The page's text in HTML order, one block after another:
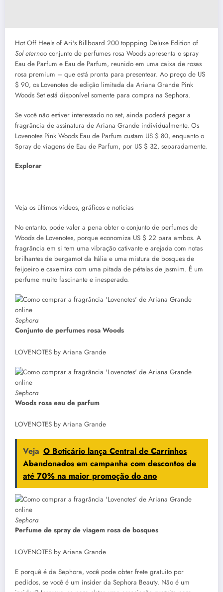
Hot Off Heels of Ari's Billboard 200 toppping Deluxe Edition of
Sol eternoo conjunto de perfumes rosa Woods apresenta o spray
Eau de Parfum e Eau de Parfum, reunido em uma caixa de rosas
rosa premium – que está pronta para presentear. Ao preço de US
$ 90, os Lovenotes de edição limitada da Ariana Grande Pink
Woods Set está disponível somente para compra na Sephora.
Se você não estiver interessado no set, ainda poderá pegar a
fragrância de assinatura de Ariana Grande individualmente. Os
Lovenotes Pink Woods Eau de Parfum custam US $ 80, enquanto o
Spray de viagens de Eau de Parfum, por US $ 32, separadamente.
Explorar
Veja os últimos vídeos, gráficos e notícias
No entanto, pode valer a pena obter o conjunto de perfumes de
Woods de Lovenotes, porque economiza US $ 22 para ambos. A
fragrância em si tem uma vibração cativante e arejada com notas
brilhantes de bergamot da Itália e uma mistura de bosques de
feijoeiro e caxemira com uma pitada de pétalas de jasmim. É um
perfume muito fascinante e inesperado.
Sephora
Conjunto de perfumes rosa Woods
LOVENOTES by Ariana Grande
Sephora
Woods rosa eau de parfum
LOVENOTES by Ariana Grande
Veja O Boticário lança Central de Carrinhos
Abandonados em campanha com descontos de
até 70% na maior promoção do ano
Sephora
Perfume de spray de viagem rosa de bosques
LOVENOTES by Ariana Grande
E porquê é da Sephora, você pode obter frete gratuito por
pedidos, se você é um insider da Sephora Beauty. Não é um